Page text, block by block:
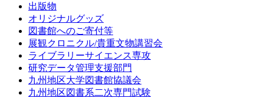
出版物
オリジナルグッズ
図書館へのご寄付等
展観クロニクル/貴重文物講習会
ライブラリーサイエンス専攻
研究データ管理支援部門
九州地区大学図書館協議会
九州地区図書系二次専門試験